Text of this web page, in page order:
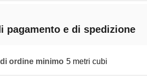
pagamento e di spedizione
ordine minimo 5 metri cubi